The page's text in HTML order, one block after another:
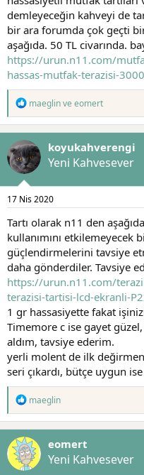
demleyeceğin kahveyi de
bir ara forumda çok geçti
aşağıda. 50 TL civarında.
https://urun.n11.com/
hassas-mutfak-terazisi-
T
p
k
i
l
e
r
maeglinve eomert
koyukahverengi
Yeni Kahvesever
17 Nis 2020
Tartı olarak n11 den
kullanımını etkilemeyecek
güçlendirmelerini tavsiye
daha gönderdiler. Tavsiye
https://urun.n11.com/
terazisi-tartisi-lcd-ekranli-
1 gr hassasiyette fakat
Timemore c ise gayet
aldım, tavsiye ederim.
yerli molent de ilk
seri çıkardı, bütçe uygun
T
e
p
k
i
l
e
maeglin
eomert
Yeni Kahvesever